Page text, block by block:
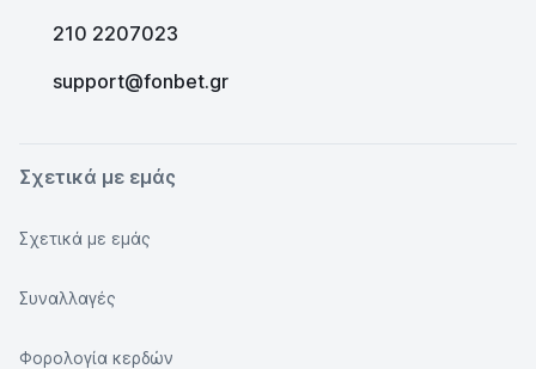
210 2207023
support@fonbet.gr
Σχετικά με εμάς
Σχετικά με εμάς
Συναλλαγές
Φορολογία κερδών